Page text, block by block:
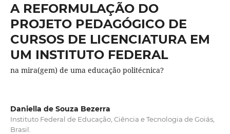
A REFORMULAÇÃO DO
PROJETO PEDAGÓGICO DE
CURSOS DE LICENCIATURA EM
UM INSTITUTO FEDERAL
na mira(gem) de uma educação politécnica?
Daniella de Souza Bezerra
Instituto Federal de Educação, Ciência e Tecnologia de Goiás,
Brasil.